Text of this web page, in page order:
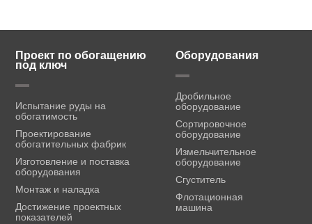
Проект по обогащению
под ключ
Испытание руды на
обогатимость
Проектирование
обогатительных фабрик
Изготовление и поставка
оборудования
Монтаж и наладка
Достижение проектных
показателей
Оборудования
Дробильное
оборудование
Сортировочное
оборудование
Измельчительное
оборудование
Сгуститель
Флотационная
машина